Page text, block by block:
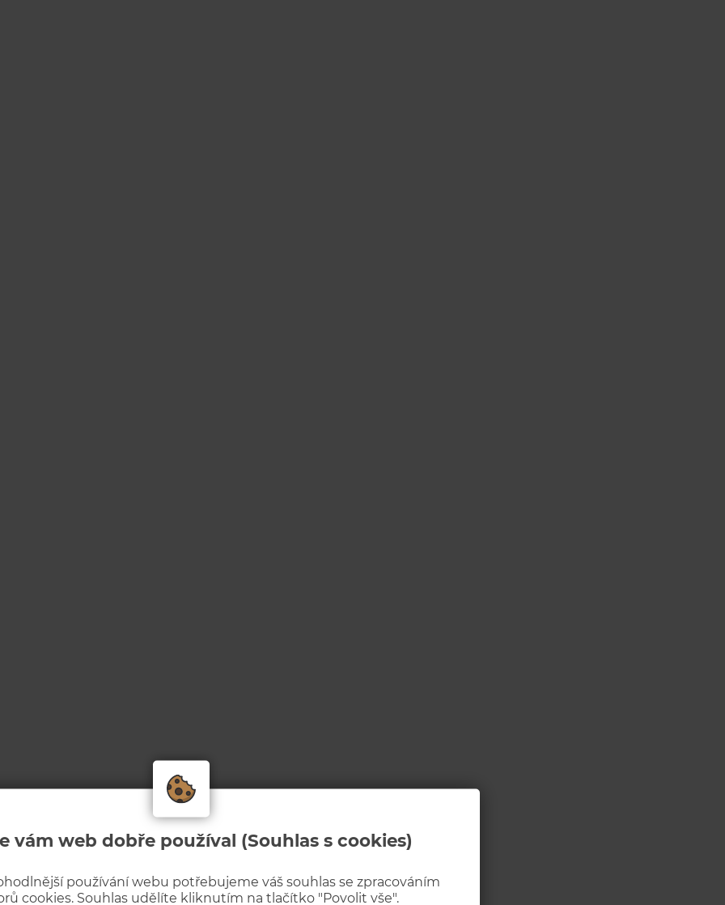
vám web dobře používal (Souhlas s cookies)
používání webu potřebujeme váš souhlas se zpracováním
cookies. Souhlas udělíte kliknutím na tlačítko "Povolit vše".